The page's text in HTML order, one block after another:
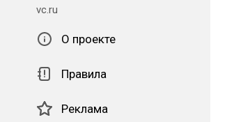
vc.ru
О проекте
Правила
Реклама